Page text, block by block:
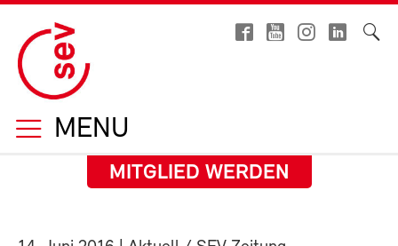
MENU
MITGLIED WERDEN